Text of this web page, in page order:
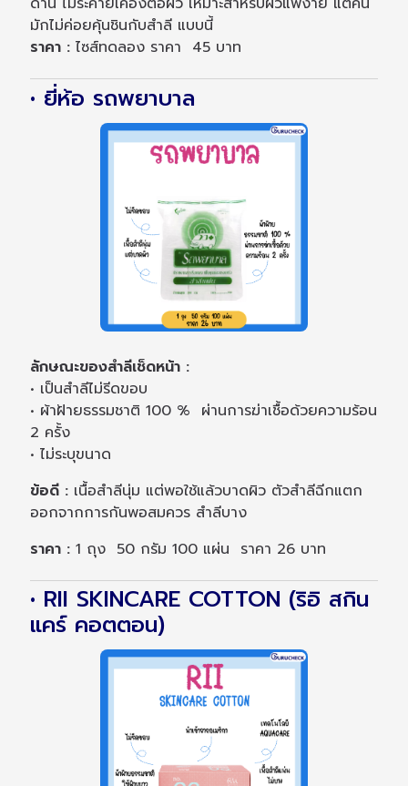
มักไม่ค่อยคุ้นชินกับสำลี แบบนี้
ราคา : ไซส์ทดลอง ราคา 45 บาท
• ยี่ห้อ รถพยาบาล
ลักษณะของสำลีเช็ดหน้า :
• เป็นสำลีไม่รีดขอบ
• ผ้าฝ้ายธรรมชาติ 100 % ผ่านการฆ่าเชื้อด้วยความร้อน
2 ครั้ง
• ไม่ระบุขนาด
ข้อดี : เนื้อสำลีนุ่ม แต่พอใช้แล้วบาดผิว ตัวสำลีฉีกแตก
ออกจากการกันพอสมควร สำลีบาง
ราคา :1 ถุง 50 กรัม 100 แผ่น ราคา 26 บาท
• RII SKINCARE COTTON (ริอิ สกิน
แคร์ คอตตอน)